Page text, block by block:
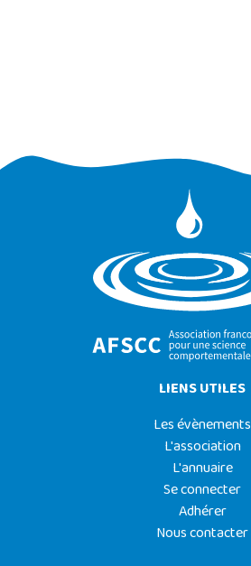
LIENS UTILES
Les évènements
L'association
L'annuaire
Se connecter
Adhérer
Nous contacter